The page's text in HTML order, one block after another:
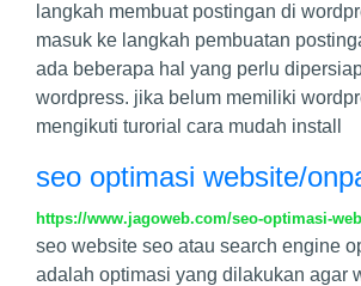
langkah membuat postingan di
masuk ke langkah pembuatan
ada beberapa hal yang perlu
wordpress. jika belum memiliki
mengikuti turorial cara mudah install
seo optimasi website/
https://www.jagoweb.com/seo-optimasi-
seo website seo atau search engine
adalah optimasi yang dilakukan agar